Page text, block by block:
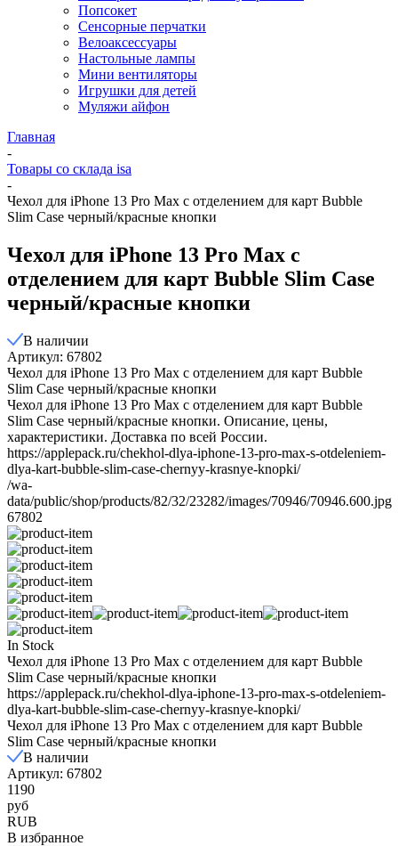
Попсокет
Сенсорные перчатки
Велоаксессуары
Настольные лампы
Мини вентиляторы
Игрушки для детей
Муляжи айфон
Главная
-
Товары со склада isa
-
Чехол для iPhone 13 Pro Max с отделением для карт Bubble
Slim Case черный/красные кнопки
Чехол для iPhone 13 Pro Max с
отделением для карт Bubble Slim Case
черный/красные кнопки
В наличии
Артикул: 67802
Чехол для iPhone 13 Pro Max с отделением для карт Bubble
Slim Case черный/красные кнопки
Чехол для iPhone 13 Pro Max с отделением для карт Bubble
Slim Case черный/красные кнопки. Описание, цены,
характеристики. Доставка по всей России.
https://applepack.ru/chekhol-dlya-iphone-13-pro-max-s-otdeleniem-
dlya-kart-bubble-slim-case-chernyy-krasnye-knopki/
/wa-
data/public/shop/products/82/32/23282/images/70946/70946.600.jpg
67802
In Stock
Чехол для iPhone 13 Pro Max с отделением для карт Bubble
Slim Case черный/красные кнопки
https://applepack.ru/chekhol-dlya-iphone-13-pro-max-s-otdeleniem-
dlya-kart-bubble-slim-case-chernyy-krasnye-knopki/
Чехол для iPhone 13 Pro Max с отделением для карт Bubble
Slim Case черный/красные кнопки
В наличии
Артикул: 67802
1190
руб
RUB
В избранное